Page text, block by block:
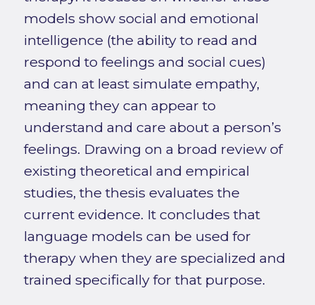
models show social and emotional
intelligence (the ability to read and
respond to feelings and social cues)
and can at least simulate empathy,
meaning they can appear to
understand and care about a person’s
feelings. Drawing on a broad review of
existing theoretical and empirical
studies, the thesis evaluates the
current evidence. It concludes that
language models can be used for
therapy when they are specialized and
trained specifically for that purpose.